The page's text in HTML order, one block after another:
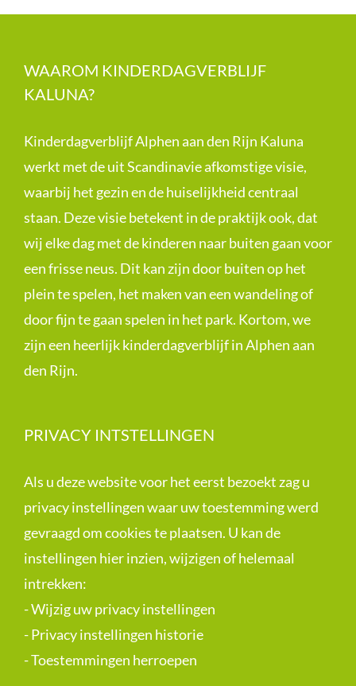
WAAROM KINDERDAGVERBLIJF
KALUNA?
Kinderdagverblijf Alphen aan den Rijn Kaluna
werkt met de uit Scandinavie afkomstige visie,
waarbij het gezin en de huiselijkheid centraal
staan. Deze visie betekent in de praktijk ook, dat
wij elke dag met de kinderen naar buiten gaan voor
een frisse neus. Dit kan zijn door buiten op het
plein te spelen, het maken van een wandeling of
door fijn te gaan spelen in het park. Kortom, we
zijn een heerlijk kinderdagverblijf in Alphen aan
den Rijn.
PRIVACY INTSTELLINGEN
Als u deze website voor het eerst bezoekt zag u
privacy instellingen waar uw toestemming werd
gevraagd om cookies te plaatsen. U kan de
instellingen hier inzien, wijzigen of helemaal
intrekken:
-Wijzig uw privacy instellingen
-Privacy instellingen historie
-Toestemmingen herroepen